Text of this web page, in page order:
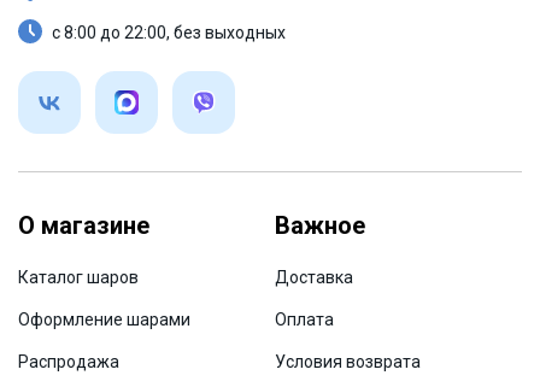
О магазине
Каталог шаров
Оформление шарами
Распродажа
Важное
Доставка
Оплата
Условия возврата
с 8:00 до 22:00, без выходных